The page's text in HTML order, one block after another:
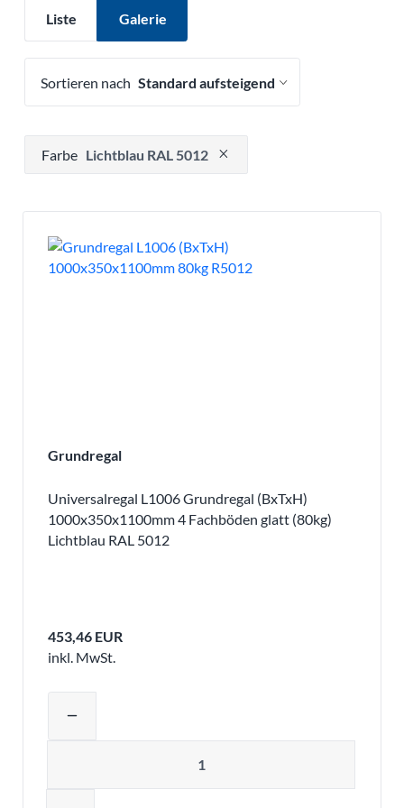
Liste Galerie
Sortieren nach
Drücken, um Filteroption zu entfernen
Farbe Lichtblau RAL 5012
Grundregal
Universalregal L1006 Grundregal (BxTxH)
1000x350x1100mm 4 Fachböden glatt (80kg)
Lichtblau RAL 5012
453,46 EUR
inkl. MwSt.
remove